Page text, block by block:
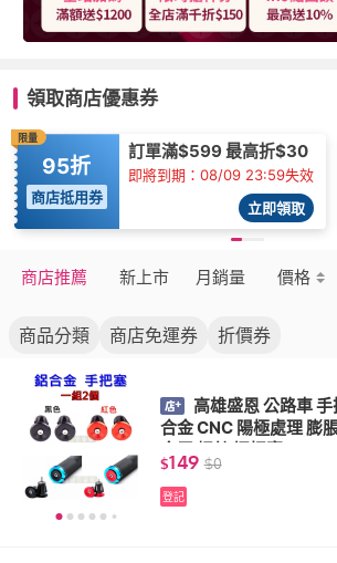
領取商店優惠券
限量
95折
商店抵用券
訂單滿$599 最高折$30
即將到期：08/09 23:59失效
立即領取
商店推薦 新上市 月銷量 價格
商品分類 商店免運券 折價券
高雄盛恩 公路車 手把塞 高質感 輕量 鋁
合金 CNC 陽極處理 膨
金屬 螺絲 握把塞
$149 $0
登記